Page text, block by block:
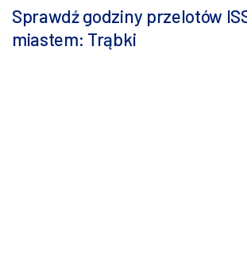
Sprawdź godziny przelotów
miastem: Trąbki